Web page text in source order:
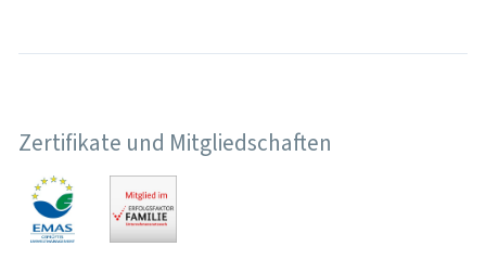
Zertifikate und Mitgliedschaften